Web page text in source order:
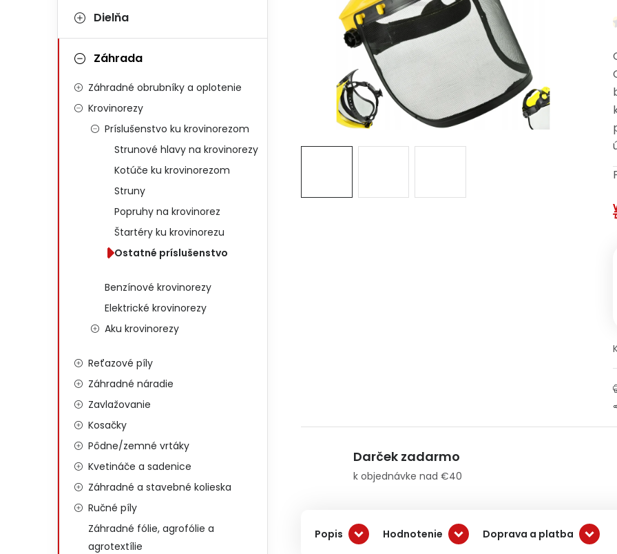
Dielňa
Záhrada
Záhradné obrubníky a oplotenie
Krovinorezy
Príslušenstvo ku krovinorezom
Strunové hlavy na krovinorezy
Kotúče ku krovinorezom
Struny
Popruhy na krovinorez
Štartéry ku krovinorezu
Ostatné príslušenstvo
Benzínové krovinorezy
Elektrické krovinorezy
Aku krovinorezy
Reťazové píly
Záhradné náradie
Zavlažovanie
Kosačky
Pôdne/zemné vrtáky
Kvetináče a sadenice
Záhradné a stavebné kolieska
Ručné píly
Záhradné fólie, agrofólie a
agrotextílie
Darček zadarmo
k objednávke nad €40
Popis Hodnotenie Doprava a platba